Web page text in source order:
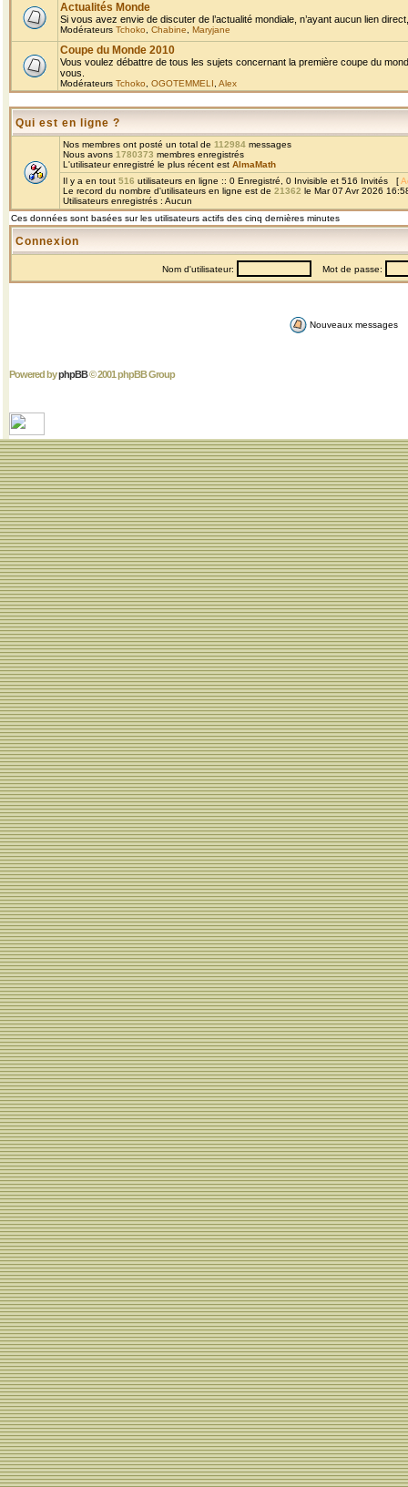
Actualités Monde
Si vous avez envie de discuter de l’actualité mondiale, n’ayant aucun lien
Modérateurs Tchoko Chabine Maryjane
Coupe du Monde 2010
Vous voulez débattre de tous les sujets concernant la première coupe du
vous.
Modérateurs Tchoko OGOTEMMELI Alex
Qui est en ligne ?
Nos membres ont posté un total de 112984 messages
Nous avons 1780373 membres enregistrés
L'utilisateur enregistré le plus récent est AlmaMath
Il y a en tout 516 utilisateurs en ligne :: 0 Enregistré, 0 Invisible et 516 Invités [
Le record du nombre d'utilisateurs en ligne est de 21362 le Mar 07 Avr 2026
Utilisateurs enregistrés : Aucun
Ces données sont basées sur les utilisateurs actifs des cinq dernières minutes
Connexion
Nom d'utilisateur: Mot de passe:
Nouveaux messages
Powered byphpBB© 2001 phpBB Group